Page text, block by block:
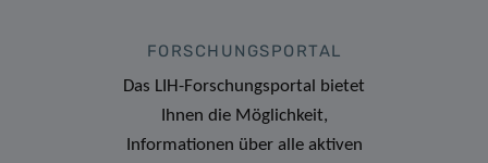
FORSCHUNGSPORTAL
Das LIH-Forschungsportal bietet
Ihnen die Möglichkeit,
Informationen über alle aktiven